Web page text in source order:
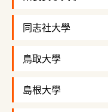
同志社大學
鳥取大學
島根大學